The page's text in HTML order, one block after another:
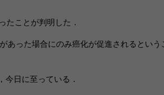
ことが判明した．
あった場合にのみ癌化が促進されるという
日に至っている．